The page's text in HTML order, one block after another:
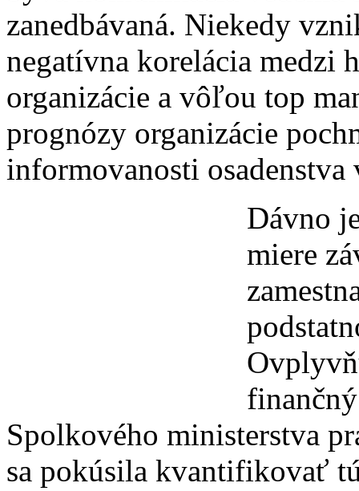
zanedbávaná. Niekedy
negatívna korelácia medzi
organizácie a vôľou top
prognózy organizácie
informovanosti osadenstva
Dávno
miere
Spolkového ministerstva
sa pokúsila kvantifikovať